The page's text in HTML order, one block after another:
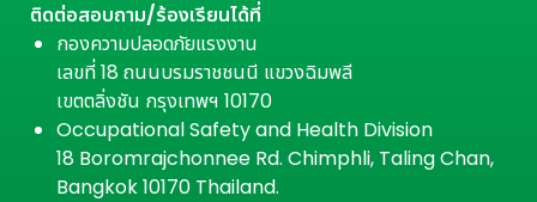
ติดต่อสอบถาม/ร้องเรียนได้ที่
กองความปลอดภัยแรงงาน
เลขที่ 18 ถนนบรมราชชนนี แขวงฉิมพลี
เขตตลิ่งชัน กรุงเทพฯ 10170
Occupational Safety and Health Division
18 Boromrajchonnee Rd. Chimphli, Taling Chan,
Bangkok 10170 Thailand.